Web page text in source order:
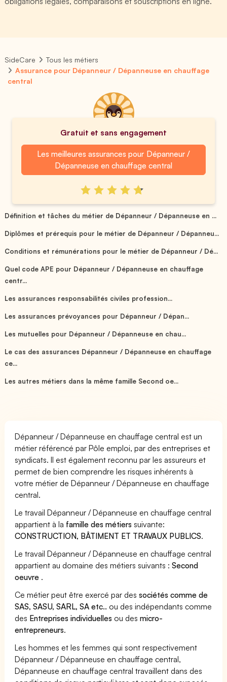
SideCare
Tous les métiers
Assurance pour Dépanneur / Dépanneuse en chauffage
central
Gratuit et sans engagement
Les meilleures assurances pour Dépanneur /
Dépanneuse en chauffage central
Définition et tâches du métier de Dépanneur / Dépanneuse en ...
Diplômes et prérequis pour le métier de Dépanneur / Dépanneu...
Conditions et rémunérations pour le métier de Dépanneur / Dé...
Quel code APE pour Dépanneur / Dépanneuse en chauffage
centr...
Les assurances responsabilités civiles profession...
Les assurances prévoyances pour Dépanneur / Dépan...
Les mutuelles pour Dépanneur / Dépanneuse en chau...
Le cas des assurances Dépanneur / Dépanneuse en chauffage
ce...
Les autres métiers dans la même famille Second oe...
Dépanneur / Dépanneuse en chauffage central est un
métier référencé par Pôle emploi, par des entreprises et
syndicats. Il est également reconnu par les assureurs et
permet de bien comprendre les risques inhérents à
votre métier de Dépanneur / Dépanneuse en chauffage
central.
Le travail Dépanneur / Dépanneuse en chauffage central
appartient à la famille des métiers suivante:
CONSTRUCTION, BÂTIMENT ET TRAVAUX PUBLICS.
Le travail Dépanneur / Dépanneuse en chauffage central
appartient au domaine des métiers suivants :Second
oeuvre .
Ce métier peut être exercé par dessociétés comme de
SAS, SASU, SARL, SA etc.. ou des indépendants comme
des Entreprises individuelles ou desmicro-
entrepreneurs.
Les hommes et les femmes qui sont respectivement
Dépanneur / Dépanneuse en chauffage central,
Dépanneuse en chauffage central travaillent dans des